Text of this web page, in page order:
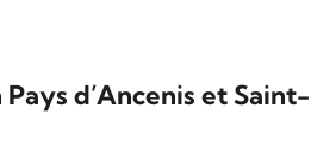
d’Ancenis et